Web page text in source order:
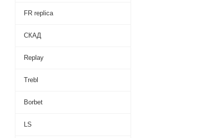
FR replica
СКАД
Replay
Trebl
Borbet
LS